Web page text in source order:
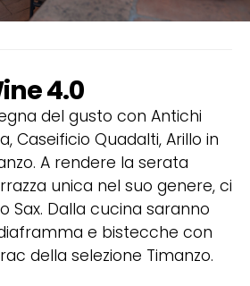
4.0
del gusto con Antichi
Caseificio Quadalti, Arillo in
A rendere la serata
unica nel suo genere, ci
Sax. Dalla cucina saranno
e bistecche con
della selezione Timanzo.